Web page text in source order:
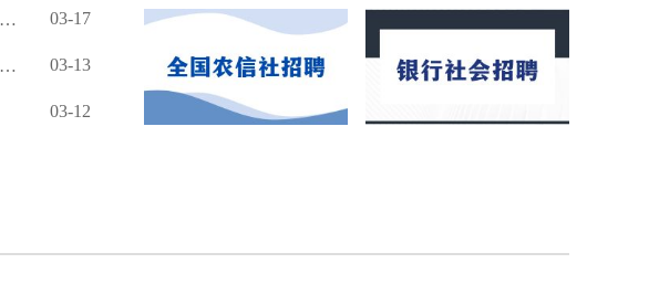
2026年【成都农商银行】春季校园招聘的公告 03-17
2026年【深圳农商银行】春季校园招聘公告 03-13
03-12